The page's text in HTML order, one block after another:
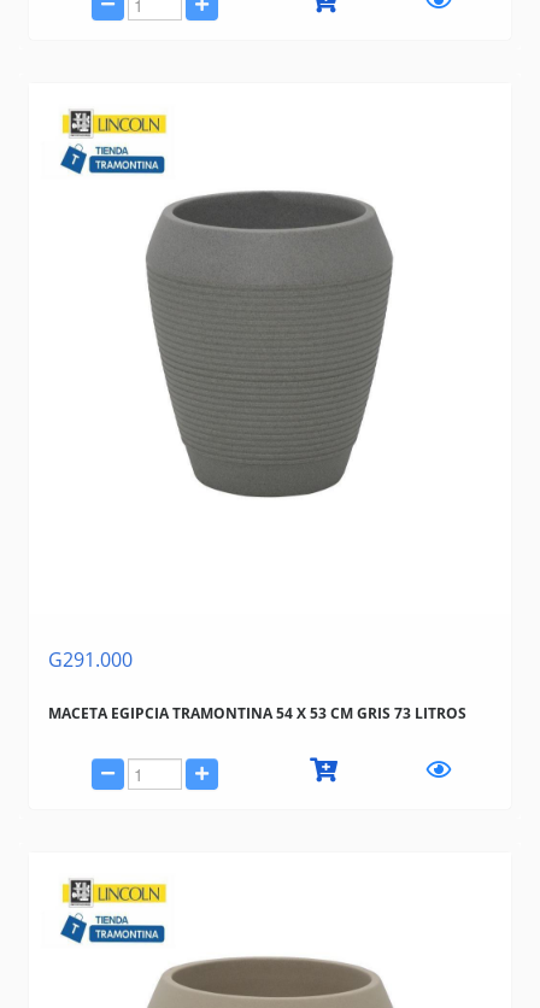
G291.000
MACETA EGIPCIA TRAMONTINA 54 X 53 CM GRIS 73 LITROS